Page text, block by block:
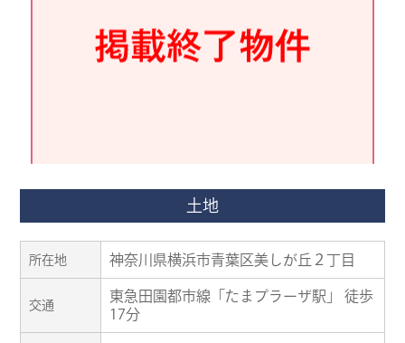
土地
所在地 神奈川県横浜市青葉区美しが丘２丁目
交通
東急田園都市線「たまプラーザ駅」 徒歩
17分